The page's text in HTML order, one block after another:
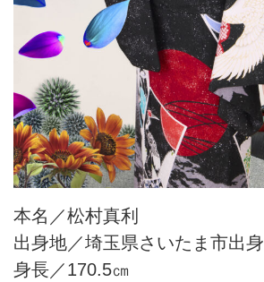
本名／松村真利
出身地／埼玉県さいたま市出身
身長／170.5㎝